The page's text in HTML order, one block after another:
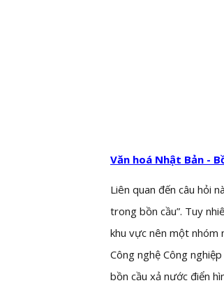
Văn hoá Nhật Bản -
Liên quan đến câu hỏi
trong bồn cầu”. Tuy
khu vực nên một nhóm
Công nghệ Công
bồn cầu xả nước điển